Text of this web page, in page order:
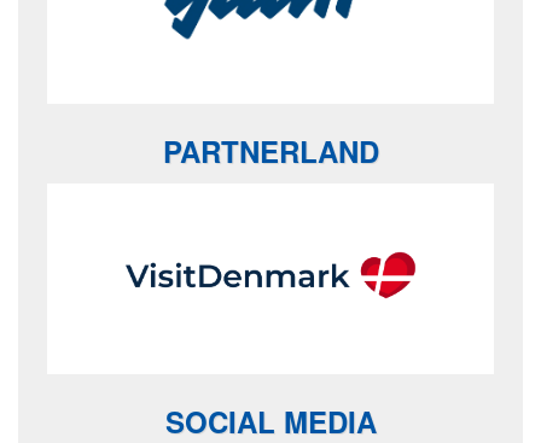
PARTNERLAND
SOCIAL MEDIA